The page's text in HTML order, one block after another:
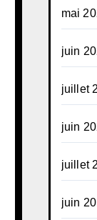
mai
juin
juillet
juin
juillet
juin